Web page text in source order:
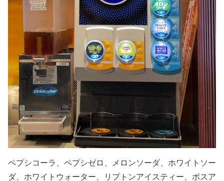
ペプシコーラ、ペプシゼロ、メロンソーダ、ホワイトソー
ダ、ホワイトウォーター、リプトンアイスティー、ボスア